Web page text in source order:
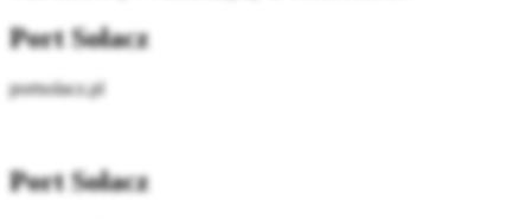
Port Sołacz
portsolacz.pl
Port Sołacz